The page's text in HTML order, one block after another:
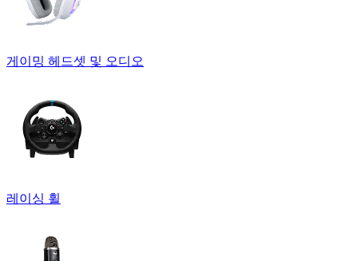
게이밍 헤드셋 및 오디오
레이싱 휠